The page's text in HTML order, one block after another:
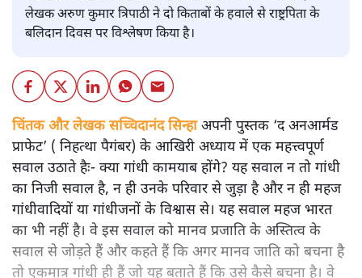
लेखक अरुण कुमार त्रिपाठी ने दो किताबों के हवाले से राष्ट्रपिता के
बलिदान दिवस पर विश्लेषण किया है।
चिंतक और लेखक सच्चिदानंद सिन्हाअपनी पुस्तक ‘द अनआर्मड
प्राफेट’ ( निहत्था पैगंबर) के आखिरी अध्याय में एक महत्त्वपूर्ण
सवाल उठाते हैः- क्या गांधी कामयाब होंगे? यह सवाल न तो गांधी
का निजी सवाल है, न ही उनके परिवार से जुड़ा है और न ही महज
गांधीवादियों या गांधीजनों के विश्वास से। यह सवाल महज भारत
का भी नहीं है। वे इस सवाल को मानव प्रजाति के अस्तित्व के
सवाल से जोड़ते हैं और कहते हैं कि अगर मानव जाति को बचना है
तो एकमात्र गांधी ही हैं जो यह बताते हैं कि उसे कैसे बचना है। वे